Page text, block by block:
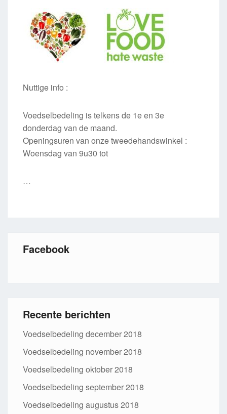
Nuttige info :
Voedselbedeling is telkens de 1e en 3e
donderdag van de maand.
Openingsuren van onze tweedehandswinkel :
Woensdag van 9u30 tot
…
Facebook
Recente berichten
Voedselbedeling december 2018
Voedselbedeling november 2018
Voedselbedeling oktober 2018
Voedselbedeling september 2018
Voedselbedeling augustus 2018